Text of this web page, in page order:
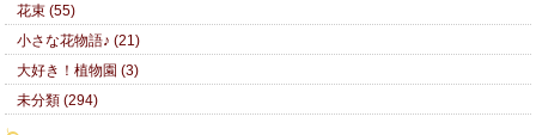
花束 (55)
小さな花物語♪ (21)
大好き！植物園 (3)
未分類 (294)